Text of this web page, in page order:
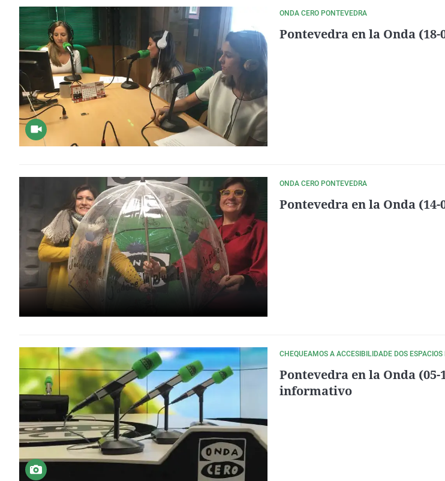
ONDA CERO PONTEVEDRA
Pontevedra en la Onda (18-
ONDA CERO PONTEVEDRA
Pontevedra en la Onda (14-
CHEQUEAMOS A ACCESIBILIDADE DOS
Pontevedra en la Onda
informativo